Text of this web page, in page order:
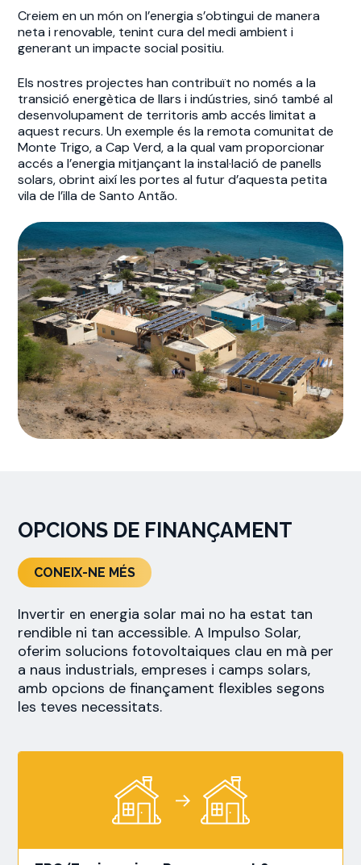
Creiem en un món on l’energia s’obtingui de manera
neta i renovable, tenint cura del medi ambient i
generant un impacte social positiu.
Els nostres projectes han contribuït no només a la
transició energètica de llars i indústries, sinó també al
desenvolupament de territoris amb accés limitat a
aquest recurs. Un exemple és la remota comunitat de
Monte Trigo, a Cap Verd, a la qual vam proporcionar
accés a l’energia mitjançant la instal·lació de panells
solars, obrint així les portes al futur d’aquesta petita
vila de l’illa de Santo Antão.
OPCIONS DE FINANÇAMENT
CONEIX-NE MÉS
Invertir en energia solar mai no ha estat tan
rendible ni tan accessible. A Impulso Solar,
oferim solucions fotovoltaiques clau en mà per
a naus industrials, empreses i camps solars,
amb opcions de finançament flexibles segons
les teves necessitats.